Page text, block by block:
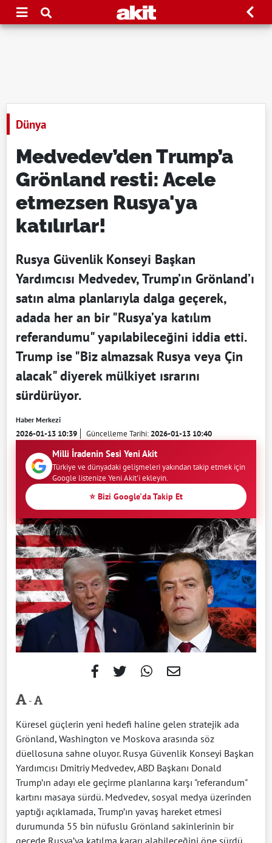
Dünya
Medvedev’den Trump’a
Grönland resti: Acele
etmezsen Rusya'ya
katılırlar!
Rusya Güvenlik Konseyi Başkan
Yardımcısı Medvedev, Trump’ın Grönland’ı
satın alma planlarıyla dalga geçerek,
adada her an bir "Rusya’ya katılım
referandumu" yapılabileceğini iddia etti.
Trump ise "Biz almazsak Rusya veya Çin
alacak" diyerek mülkiyet ısrarını
sürdürüyor.
Haber Merkezi
2026-01-13 10:39 Güncelleme Tarihi:2026-01-13 10:40
Milli İradenin Sesi Yeni Akit
Türkiye ve dünyadaki gelişmeleri yakından takip etmek için
Google listenize Yeni Akit'i ekleyin.
⭐ Bizi Google'da Takip Et
-
Küresel güçlerin yeni hedefi haline gelen stratejik ada
Grönland, Washington ve Moskova arasında söz
düellosuna sahne oluyor. Rusya Güvenlik Konseyi Başkan
Yardımcısı Dmitriy Medvedev, ABD Başkanı Donald
Trump’ın adayı ele geçirme planlarına karşı "referandum"
kartını masaya sürdü. Medvedev, sosyal medya üzerinden
yaptığı açıklamada, Trump’ın yavaş hareket etmesi
durumunda 55 bin nüfuslu Grönland sakinlerinin bir
gecede Rusya’ya katılma kararı alabileceğini öne sürdü.